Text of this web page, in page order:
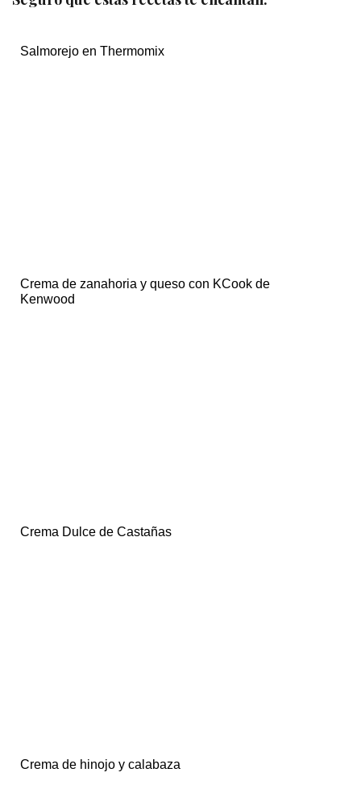
Salmorejo en Thermomix
Crema de zanahoria y queso con KCook de
Kenwood
Crema Dulce de Castañas
Crema de hinojo y calabaza